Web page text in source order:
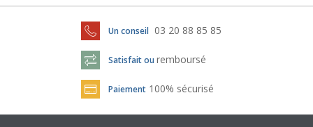
Un conseil 03 20 88 85 85
Satisfait ou remboursé
Paiement 100% sécurisé